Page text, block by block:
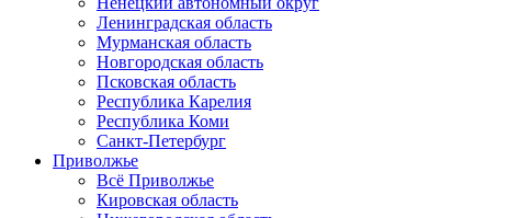
Ленинградская область
Мурманская область
Новгородская область
Псковская область
Республика Карелия
Республика Коми
Санкт-Петербург
Приволжье
Всё Приволжье
Кировская область